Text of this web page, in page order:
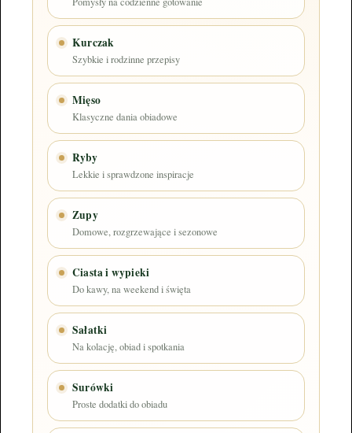
Kurczak
Szybkie i rodzinne przepisy
Mięso
Klasyczne dania obiadowe
Ryby
Lekkie i sprawdzone inspiracje
Zupy
Domowe, rozgrzewające i sezonowe
Ciasta i wypieki
Do kawy, na weekend i święta
Sałatki
Na kolację, obiad i spotkania
Surówki
Proste dodatki do obiadu